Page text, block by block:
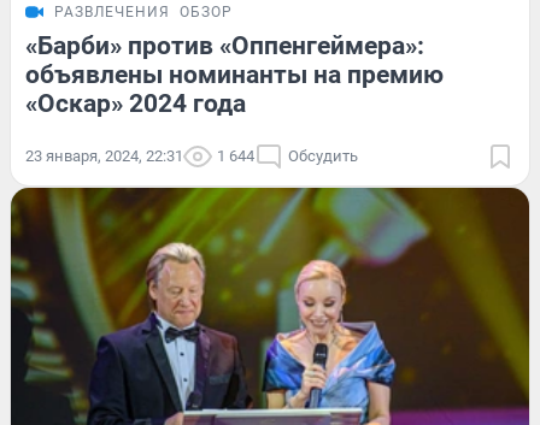
РАЗВЛЕЧЕНИЯ ОБЗОР
«Барби» против «Оппенгеймера»:
объявлены номинанты на премию
«Оскар» 2024 года
23 января, 2024, 22:31 1 644 Обсудить